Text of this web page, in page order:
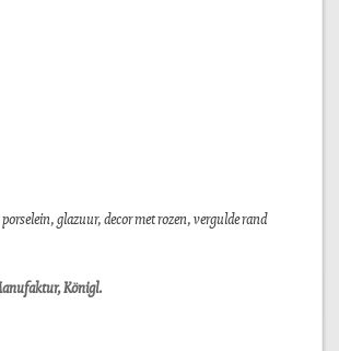
glazuur, decor met rozen, vergulde rand
Königl.